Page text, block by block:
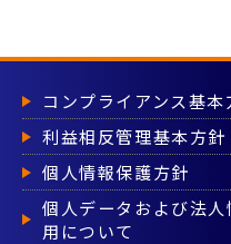
コンプライアンス基本
利益相反管理基本方針
個人情報保護方針
個人データおよび法
用について